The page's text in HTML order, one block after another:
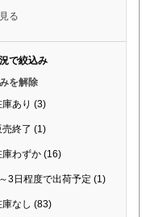
る
で絞込み
を解除
庫あり (3)
売終了 (1)
庫わずか (16)
3日程度で出荷予定 (1)
庫なし (83)